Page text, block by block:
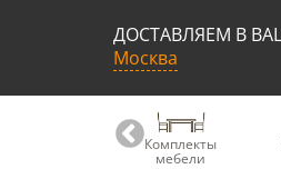
ДОСТАВЛЯЕМ В
Москва
Комплекты
мебели